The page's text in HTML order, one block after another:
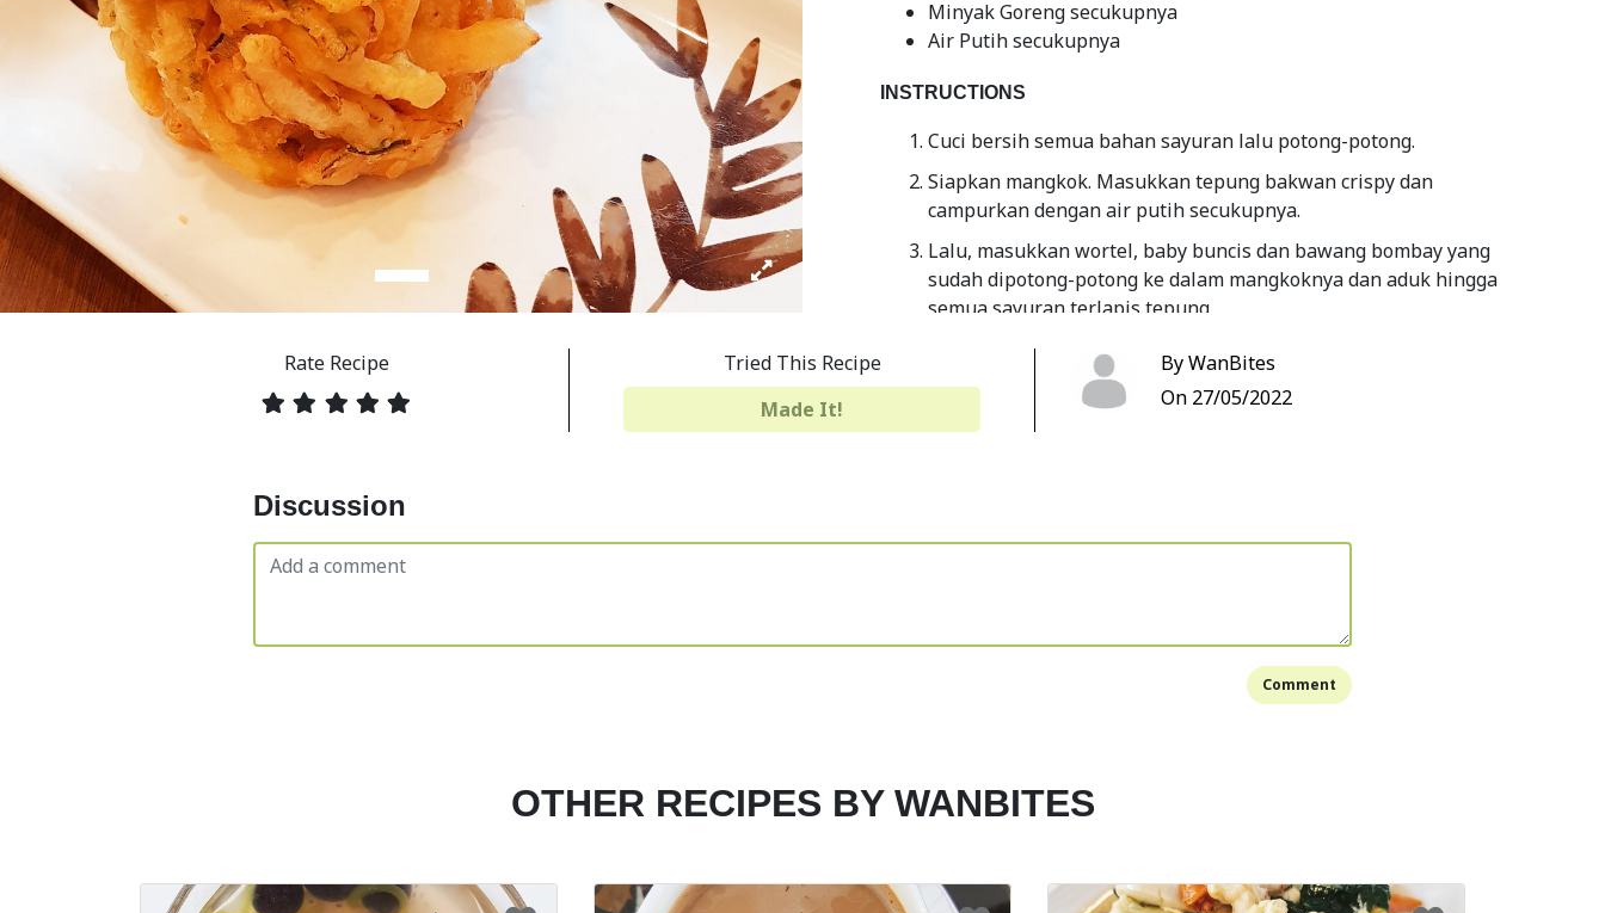
Minyak Goreng secukupnya
Air Putih secukupnya
INSTRUCTIONS
Cuci bersih semua bahan sayuran lalu potong-potong.
Siapkan mangkok. Masukkan tepung bakwan crispy dan
campurkan dengan air putih secukupnya.
Lalu, masukkan wortel, baby buncis dan bawang bombay yang
sudah dipotong-potong ke dalam mangkoknya dan aduk hingga
semua sayuran terlapis tepung.
Panaskan minyak goreng secukupnya di wajan. Setelah minyak
sudah cukup panas, masukkan adonan dengan menggunakan
sendok nasi untuk membentuk adonan menjadi bulat besar.
Rate Recipe
Tried This Recipe
Made It!
By WanBites
On 27/05/2022
Discussion
Comment
OTHER RECIPES BY WANBITES